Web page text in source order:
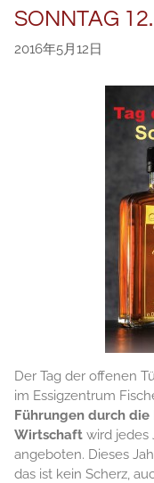
SONNTAG
2016年5月12日
Der Tag der offenen
im Essigzentrum
Führungen durch
Wirtschaft wird jedes
angeboten. Dieses
das ist kein Scherz,